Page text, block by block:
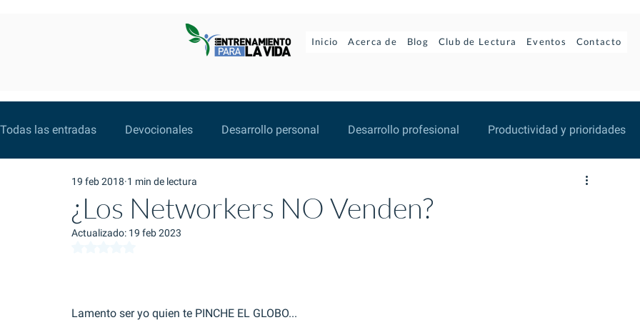
Inicio Acerca de Blog Club de Lectura Eventos Contacto
Todas las entradas Devocionales Desarrollo personal Desarrollo profesional Productividad y prioridades
Hábitos y energía para líderes Personajes Inolvidables
¿Los Networkers NO Venden?
19 feb 2018 1 min de lectura
Actualizado: 19 feb 2023
Lamento ser yo quien te PINCHE EL GLOBO...